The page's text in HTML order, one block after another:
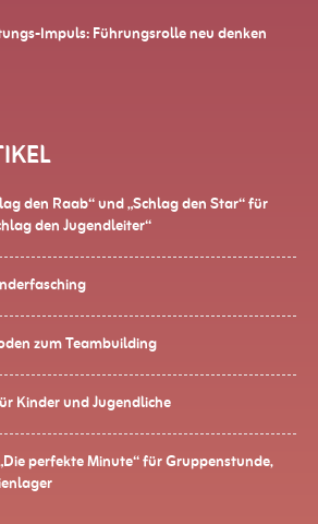
Impuls: Führungsrolle neu denken
den Raab“ und „Schlag den Star“ für
den Jugendleiter“
zum Teambuilding
Kinder und Jugendliche
perfekte Minute“ für Gruppenstunde,